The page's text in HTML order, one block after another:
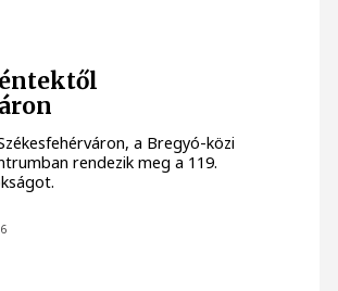
a Bregyó-közi
rendezik meg a 119.